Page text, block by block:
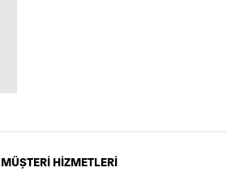
MÜŞTERİ HİZMETLERİ